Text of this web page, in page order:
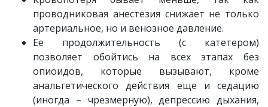
проводниковая анестезия снижает не только
артериальное, но и венозное давление.
Ее продолжительность (с катетером)
позволяет обойтись на всех этапах без
опиоидов, которые вызывают, кроме
анальгетического действия еще и седацию
(иногда – чрезмерную), депрессию дыхания,